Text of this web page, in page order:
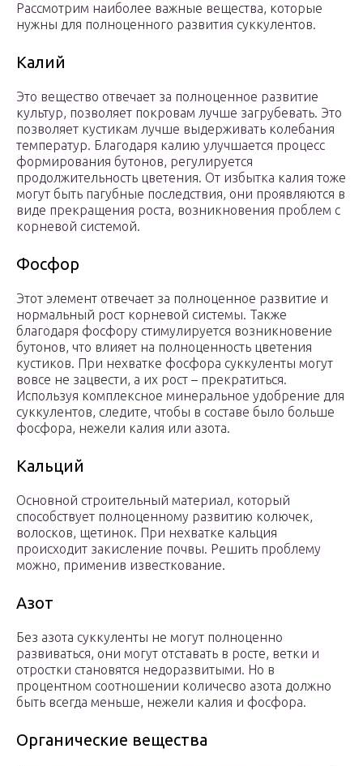
Рассмотрим наиболее важные вещества, которые
нужны для полноценного развития суккулентов.
Калий
Это вещество отвечает за полноценное развитие
культур, позволяет покровам лучше загрубевать. Это
позволяет кустикам лучше выдерживать колебания
температур. Благодаря калию улучшается процесс
формирования бутонов, регулируется
продолжительность цветения. От избытка калия тоже
могут быть пагубные последствия, они проявляются в
виде прекращения роста, возникновения проблем с
корневой системой.
Фосфор
Этот элемент отвечает за полноценное развитие и
нормальный рост корневой системы. Также
благодаря фосфору стимулируется возникновение
бутонов, что влияет на полноценность цветения
кустиков. При нехватке фосфора суккуленты могут
вовсе не зацвести, а их рост – прекратиться.
Используя комплексное минеральное удобрение для
суккулентов, следите, чтобы в составе было больше
фосфора, нежели калия или азота.
Кальций
Основной строительный материал, который
способствует полноценному развитию колючек,
волосков, щетинок. При нехватке кальция
происходит закисление почвы. Решить проблему
можно, применив известкование.
Азот
Без азота суккуленты не могут полноценно
развиваться, они могут отставать в росте, ветки и
отростки становятся недоразвитыми. Но в
процентном соотношении количесво азота должно
быть всегда меньше, нежели калия и фосфора.
Органические вещества